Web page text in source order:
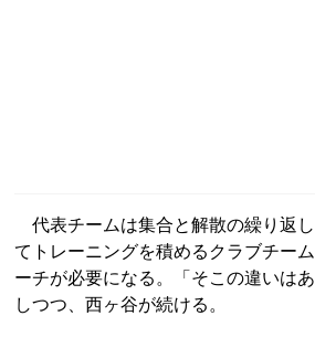
代表チームは集合と解散の繰り返
てトレーニングを積めるクラブチー
ーチが必要になる。「そこの違いは
しつつ、西ヶ谷が続ける。